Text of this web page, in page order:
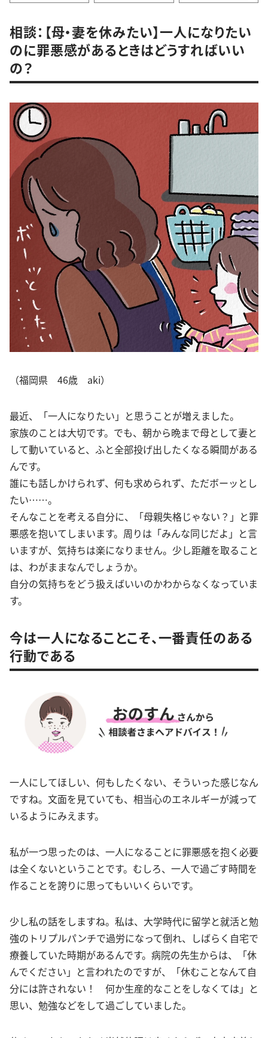
相談：【母・妻を休みたい】一人になりたい
のに罪悪感があるときはどうすればいい
の？
（福岡県 46歳 aki）
最近、「一人になりたい」と思うことが増えました。
家族のことは大切です。でも、朝から晩まで母として妻と
して動いていると、ふと全部投げ出したくなる瞬間がある
んです。
誰にも話しかけられず、何も求められず、ただボーッとし
たい……。
そんなことを考える自分に、「母親失格じゃない？」と罪
悪感を抱いてしまいます。周りは「みんな同じだよ」と言
いますが、気持ちは楽になりません。少し距離を取ること
は、わがままなんでしょうか。
自分の気持ちをどう扱えばいいのかわからなくなっていま
す。
今は一人になることこそ、一番責任のある
行動である
一人にしてほしい、何もしたくない、そういった感じなん
ですね。文面を見ていても、相当心のエネルギーが減って
いるようにみえます。
私が一つ思ったのは、一人になることに罪悪感を抱く必要
は全くないということです。むしろ、一人で過ごす時間を
作ることを誇りに思ってもいいくらいです。
少し私の話をしますね。私は、大学時代に留学と就活と勉
強のトリプルパンチで過労になって倒れ、しばらく自宅で
療養していた時期があるんです。病院の先生からは、「休
んでください」と言われたのですが、「休むことなんて自
分には許されない！ 何か生産的なことをしなくては」と
思い、勉強などをして過ごしていました。